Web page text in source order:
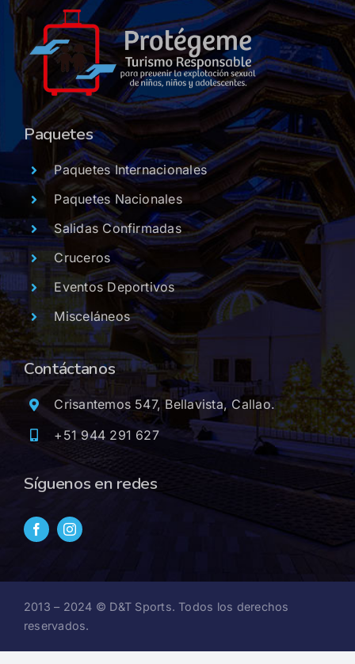
Paquetes
Paquetes Internacionales
Paquetes Nacionales
Salidas Confirmadas
Cruceros
Eventos Deportivos
Misceláneos
Contáctanos
Crisantemos 547, Bellavista, Callao.
+51 944 291 627
Síguenos en redes
2013 – 2024 © D&T Sports. Todos los derechos
reservados.